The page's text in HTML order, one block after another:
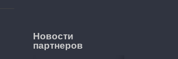
Новости
партнеров